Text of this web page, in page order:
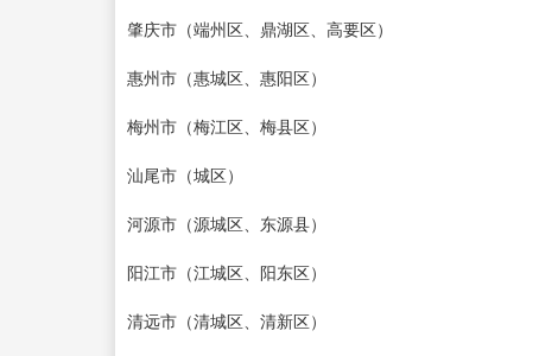
肇庆市（端州区、鼎湖区、高要区）
惠州市（惠城区、惠阳区）
梅州市（梅江区、梅县区）
汕尾市（城区）
河源市（源城区、东源县）
阳江市（江城区、阳东区）
清远市（清城区、清新区）